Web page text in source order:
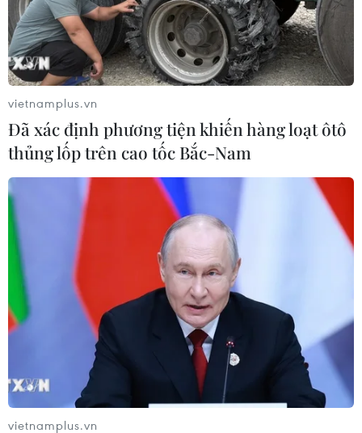
Vụ 100 container hạt điều: Chi phí phát
sinh bủa vây doanh nghiệp
16/03/2022 12:19
Nếu mất trắng 36 container thì thiệt hại của các doanh
nghiệp là 162 tỷ đồng còn nếu giành lại được quyền
vietnamplus.vn
Đã xác định phương tiện khiến hàng loạt ôtô
thủng lốp trên cao tốc Bắc-Nam
vietnamplus.vn